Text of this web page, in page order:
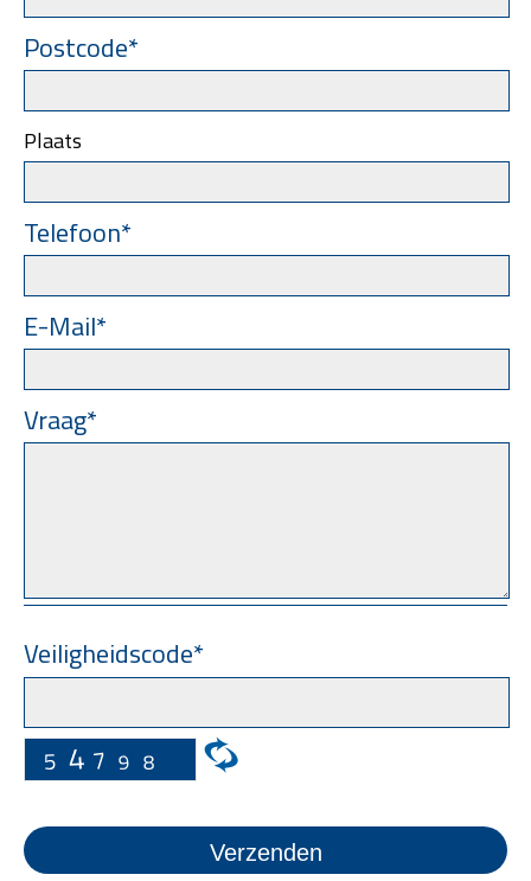
Postcode*
Plaats
Telefoon*
E-Mail*
Vraag*
Veiligheidscode*